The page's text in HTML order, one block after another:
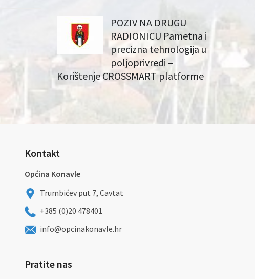
POZIV NA DRUGU
RADIONICU Pametna i
precizna tehnologija u
poljoprivredi –
Korištenje CROSSMART platforme
Kontakt
Općina Konavle
Trumbićev put 7, Cavtat
+385 (0)20 478401
info@opcinakonavle.hr
Pratite nas